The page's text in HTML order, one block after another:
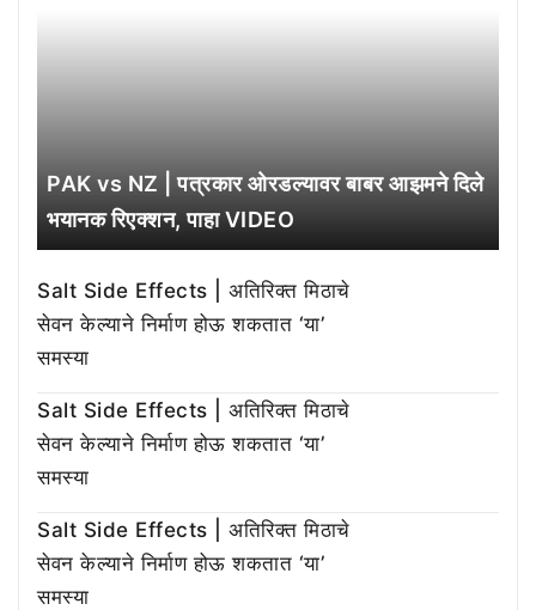
PAK vs NZ | पत्रकार ओरडल्यावर बाबर आझमने दिले
भयानक रिएक्शन, पाहा VIDEO
Salt Side Effects | अतिरिक्त मिठाचे
सेवन केल्याने निर्माण होऊ शकतात ‘या’
समस्या
Salt Side Effects | अतिरिक्त मिठाचे
सेवन केल्याने निर्माण होऊ शकतात ‘या’
समस्या
Salt Side Effects | अतिरिक्त मिठाचे
सेवन केल्याने निर्माण होऊ शकतात ‘या’
समस्या